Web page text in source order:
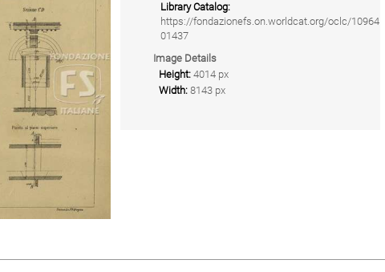
Library Catalog:
https://fondazionefs.on.worldcat.org/oclc/10964
01437
Image Details
Height: 4014 px
Width: 8143 px